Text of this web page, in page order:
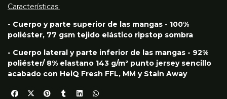
Características:
- Cuerpo y parte superior de las mangas - 100%
poliéster, 77 gsm tejido elástico ripstop sombra
- Cuerpo lateral y parte inferior de las mangas - 92%
poliéster/ 8% elastano 143 g/m² punto jersey sencillo
acabado con HeiQ Fresh FFL, MM y Stain Away